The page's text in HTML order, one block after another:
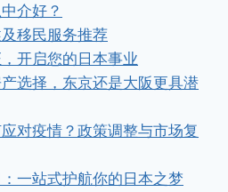
介好？
移民服务推荐
开启您的日本事业
选择，东京还是大阪更具潜
对疫情？政策调整与市场复
一站式护航你的日本之梦